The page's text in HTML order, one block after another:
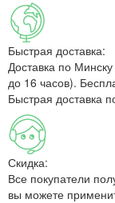
Быстрая доставка:
Доставка по
до 16 часов).
Быстрая доставка
Скидка:
Все покупатели
вы можете